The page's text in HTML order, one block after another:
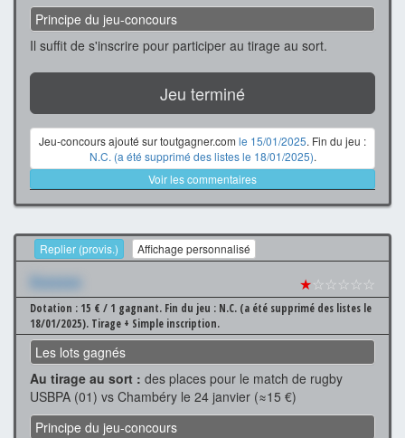
Principe du jeu-concours
Il suffit de s'inscrire pour participer au tirage au sort.
Jeu terminé
Jeu-concours ajouté sur toutgagner.com le 15/01/2025. Fin du jeu :
N.C. (a été supprimé des listes le 18/01/2025).
Voir les commentaires
Replier (provis.) Affichage personnalisé
Xxxxxxx ★☆☆☆☆☆
Dotation : 15 € / 1 gagnant. Fin du jeu : N.C. (a été supprimé des listes le
18/01/2025). Tirage + Simple inscription.
Les lots gagnés
Au tirage au sort : des places pour le match de rugby
USBPA (01) vs Chambéry le 24 janvier (≈15 €)
Principe du jeu-concours